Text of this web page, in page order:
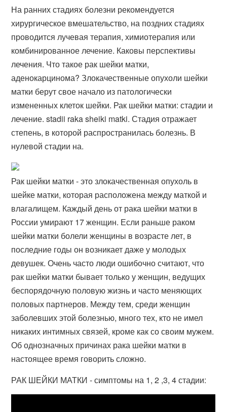
На ранних стадиях болезни рекомендуется
хирургическое вмешательство, на поздних стадиях
проводится лучевая терапия, химиотерапия или
комбинированное лечение. Каковы перспективы
лечения. Что такое рак шейки матки,
аденокарцинома? Злокачественные опухоли шейки
матки берут свое начало из патологически
измененных клеток шейки​. Рак шейки матки: стадии и
лечение. stadii raka sheiki matki. Стадия отражает
степень, в которой распространилась болезнь. В
нулевой стадии на.
Рак шейки матки - это злокачественная опухоль в
шейке матки, которая расположена между маткой и
влагалищем. Каждый день от рака шейки матки в
России умирают 17 женщин. Если раньше раком
шейки матки болели женщины в возрасте лет, в
последние годы он возникает даже у молодых
девушек. Очень часто люди ошибочно считают, что
рак шейки матки бывает только у женщин, ведущих
беспорядочную половую жизнь и часто меняющих
половых партнеров. Между тем, среди женщин
заболевших этой болезнью, много тех, кто не имел
никаких интимных связей, кроме как со своим мужем.
Об однозначных причинах рака шейки матки в
настоящее время говорить сложно.
РАК ШЕЙКИ МАТКИ - симптомы на 1, 2 ,3, 4 стадии: